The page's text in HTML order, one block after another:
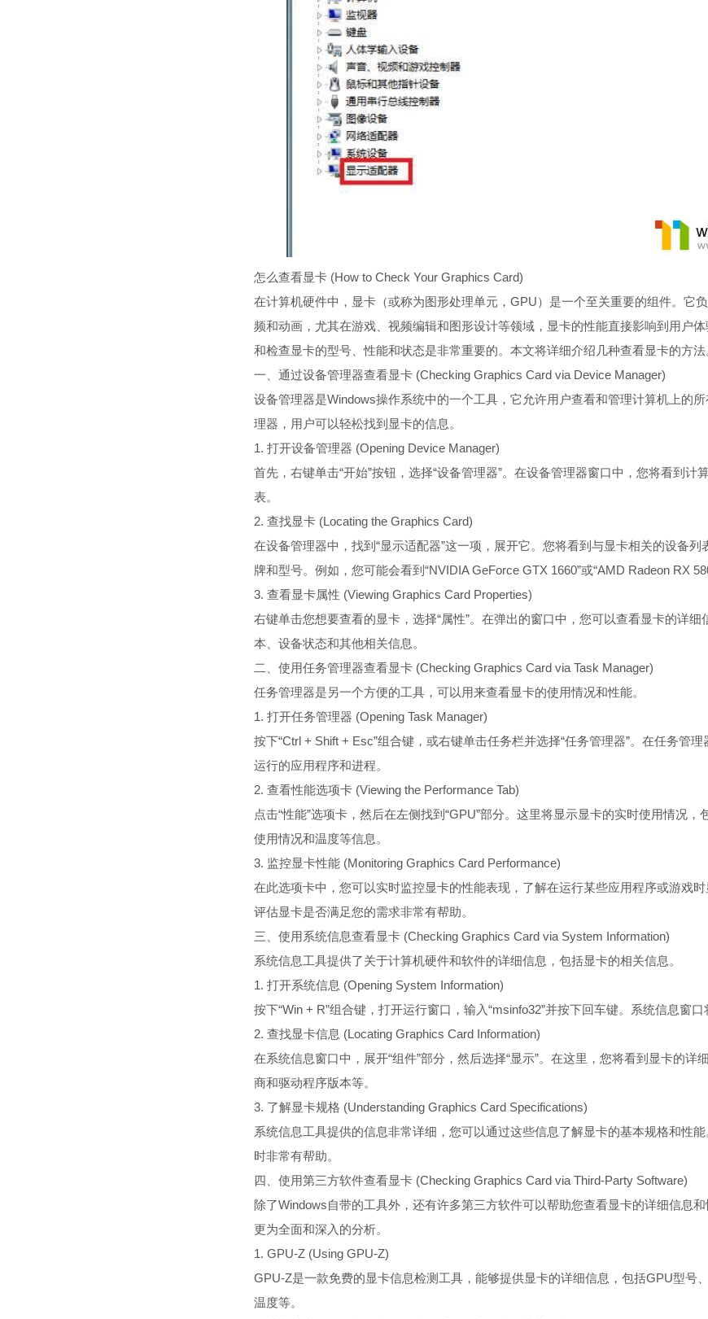
怎么查看显卡 (How to Check Your Graphics Card)
在计算机硬件中，显卡（或称为图形处理单元，GPU）是一个至关重要的组件。它
频和动画，尤其在游戏、视频编辑和图形设计等领域，显卡的性能直接影响到用户
和检查显卡的型号、性能和状态是非常重要的。本文将详细介绍几种查看显卡的方法
一、通过设备管理器查看显卡 (Checking Graphics Card via Device Manager)
设备管理器是Windows操作系统中的一个工具，它允许用户查看和管理计算机上的
理器，用户可以轻松找到显卡的信息。
1. 打开设备管理器 (Opening Device Manager)
首先，右键单击“开始”按钮，选择“设备管理器”。在设备管理器窗口中，您将看到计
表。
2. 查找显卡 (Locating the Graphics Card)
在设备管理器中，找到“显示适配器”这一项，展开它。您将看到与显卡相关的设备列
牌和型号。例如，您可能会看到“NVIDIA GeForce GTX 1660”或“AMD Radeon RX
3. 查看显卡属性 (Viewing Graphics Card Properties)
右键单击您想要查看的显卡，选择“属性”。在弹出的窗口中，您可以查看显卡的详细
本、设备状态和其他相关信息。
二、使用任务管理器查看显卡 (Checking Graphics Card via Task Manager)
任务管理器是另一个方便的工具，可以用来查看显卡的使用情况和性能。
1. 打开任务管理器 (Opening Task Manager)
按下“Ctrl + Shift + Esc”组合键，或右键单击任务栏并选择“任务管理器”。在任务管
运行的应用程序和进程。
2. 查看性能选项卡 (Viewing the Performance Tab)
点击“性能”选项卡，然后在左侧找到“GPU”部分。这里将显示显卡的实时使用情况
使用情况和温度等信息。
3. 监控显卡性能 (Monitoring Graphics Card Performance)
在此选项卡中，您可以实时监控显卡的性能表现，了解在运行某些应用程序或游戏
评估显卡是否满足您的需求非常有帮助。
三、使用系统信息查看显卡 (Checking Graphics Card via System Information)
系统信息工具提供了关于计算机硬件和软件的详细信息，包括显卡的相关信息。
1. 打开系统信息 (Opening System Information)
按下“Win + R”组合键，打开运行窗口，输入“msinfo32”并按下回车键。系统信息窗口
2. 查找显卡信息 (Locating Graphics Card Information)
在系统信息窗口中，展开“组件”部分，然后选择“显示”。在这里，您将看到显卡的详
商和驱动程序版本等。
3. 了解显卡规格 (Understanding Graphics Card Specifications)
系统信息工具提供的信息非常详细，您可以通过这些信息了解显卡的基本规格和性
时非常有帮助。
四、使用第三方软件查看显卡 (Checking Graphics Card via Third-Party Software)
除了Windows自带的工具外，还有许多第三方软件可以帮助您查看显卡的详细信息
更为全面和深入的分析。
1. GPU-Z (Using GPU-Z)
GPU-Z是一款免费的显卡信息检测工具，能够提供显卡的详细信息，包括GPU型号
温度等。